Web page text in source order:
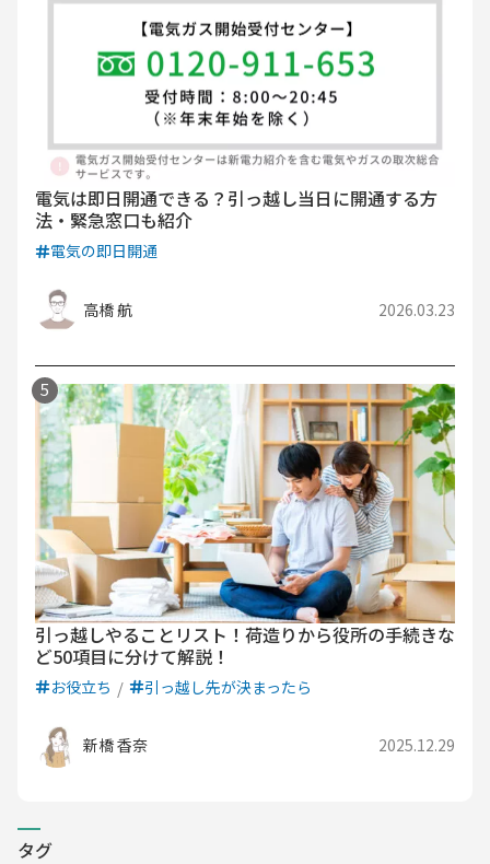
電気は即日開通できる？引っ越し当日に開通する方
法・緊急窓口も紹介
電気の即日開通
高橋 航 2026.03.23
引っ越しやることリスト！荷造りから役所の手続きな
ど50項目に分けて解説！
お役立ち 引っ越し先が決まったら
新橋 香奈 2025.12.29
タグ